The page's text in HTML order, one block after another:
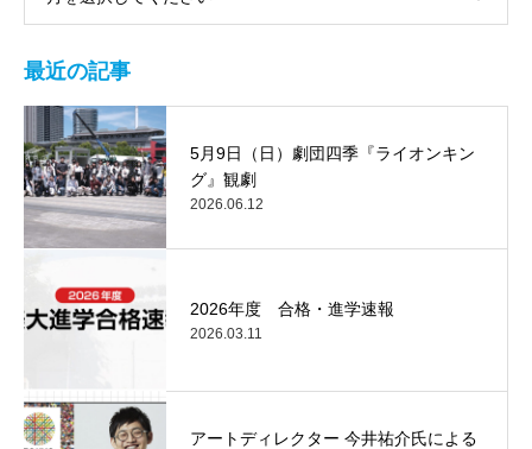
最近の記事
5月9日（日）劇団四季『ライオンキン
グ』観劇
2026.06.12
2026年度 合格・進学速報
2026.03.11
アートディレクター 今井祐介氏による